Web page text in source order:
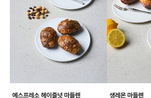
에스프레소 헤이즐넛 마들렌
생레몬 마들렌